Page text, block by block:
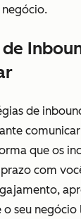
negócio.
de
que os
com
seu negócio